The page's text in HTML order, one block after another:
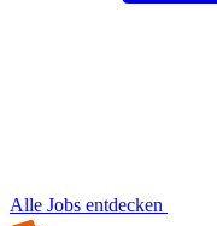
Alle Jobs entdecken